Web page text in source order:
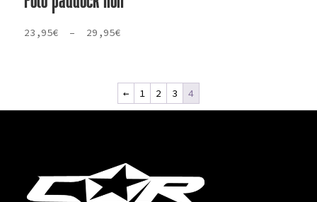
23,95€ – 29,95€Plage
23,95€
à
29,95€
← 1 2 3 4